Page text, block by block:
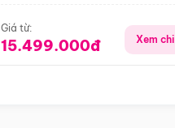
Giá từ:
15.499.000đ Xem